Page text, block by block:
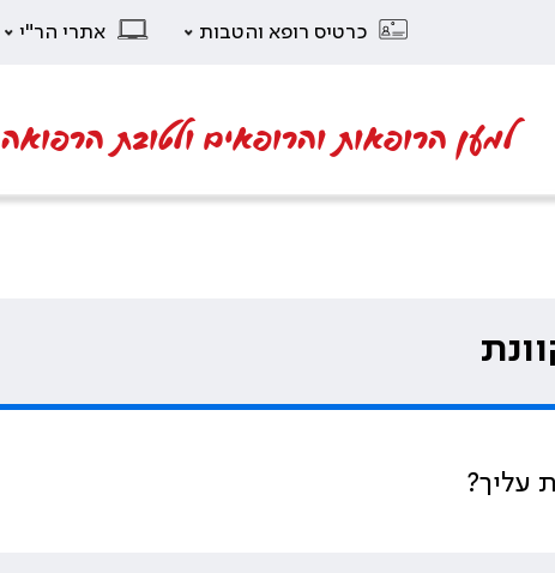
כרטיס רופא והטבות אתרי הר"י
למען הרופאות והרופאים ולטובת הרפואה
עליך?